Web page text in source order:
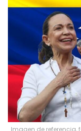
Imagen de referencia,